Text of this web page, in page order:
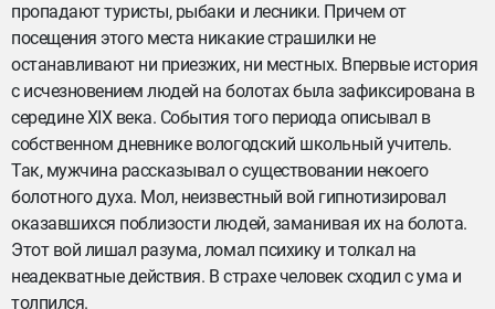
пропадают туристы, рыбаки и лесники. Причем от
посещения этого места никакие страшилки не
останавливают ни приезжих, ни местных. Впервые история
с исчезновением людей на болотах была зафиксирована в
середине XIX века. События того периода описывал в
собственном дневнике вологодский школьный учитель.
Так, мужчина рассказывал о существовании некоего
болотного духа. Мол, неизвестный вой гипнотизировал
оказавшихся поблизости людей, заманивая их на болота.
Этот вой лишал разума, ломал психику и толкал на
неадекватные действия. В страхе человек сходил с ума и
толпился.